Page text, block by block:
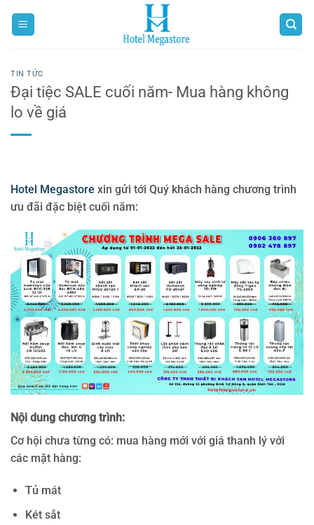
TIN TỨC
Đại tiệc SALE cuối năm- Mua hàng không
lo về giá
Hotel Megastore xin gửi tới Quý khách hàng chương trình
ưu đãi đặc biệt cuối năm:
Nội dung chương trình:
Cơ hội chưa từng có: mua hàng mới với giá thanh lý với
các mặt hàng:
Tủ mát
Két sắt